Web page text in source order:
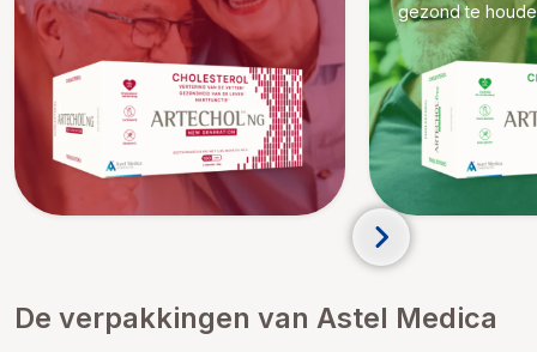
gezond te
De verpakkingen van Astel Medica